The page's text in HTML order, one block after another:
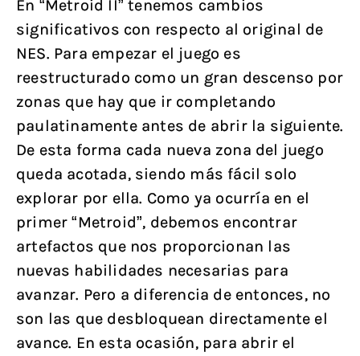
En “Metroid II” tenemos cambios
significativos con respecto al original de
NES. Para empezar el juego es
reestructurado como un gran descenso por
zonas que hay que ir completando
paulatinamente antes de abrir la siguiente.
De esta forma cada nueva zona del juego
queda acotada, siendo más fácil solo
explorar por ella. Como ya ocurría en el
primer “Metroid”, debemos encontrar
artefactos que nos proporcionan las
nuevas habilidades necesarias para
avanzar. Pero a diferencia de entonces, no
son las que desbloquean directamente el
avance. En esta ocasión, para abrir el